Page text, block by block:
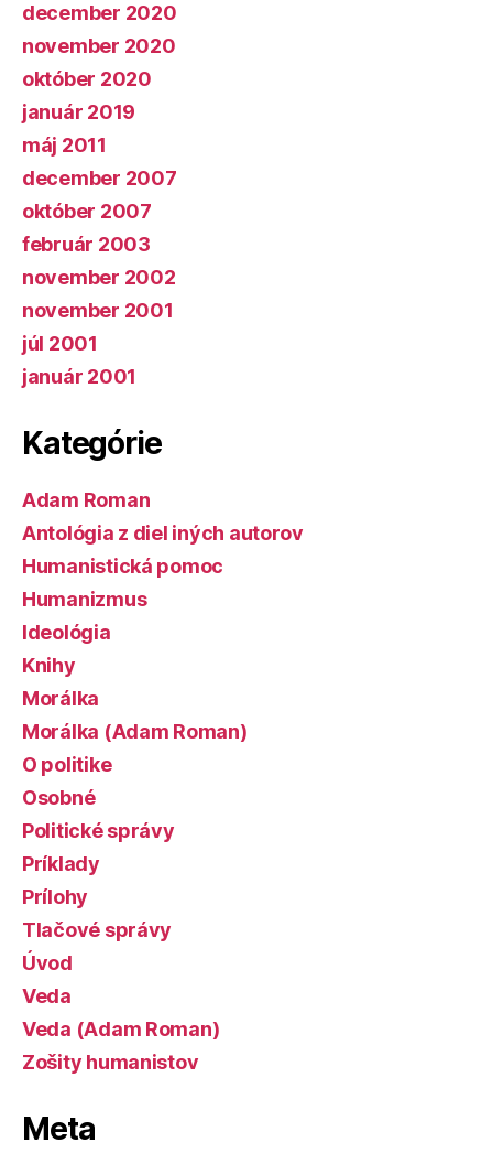
december 2020
november 2020
október 2020
január 2019
máj 2011
december 2007
október 2007
február 2003
november 2002
november 2001
júl 2001
január 2001
Kategórie
Adam Roman
Antológia z diel iných autorov
Humanistická pomoc
Humanizmus
Ideológia
Knihy
Morálka
Morálka (Adam Roman)
O politike
Osobné
Politické správy
Príklady
Prílohy
Tlačové správy
Úvod
Veda
Veda (Adam Roman)
Zošity humanistov
Meta